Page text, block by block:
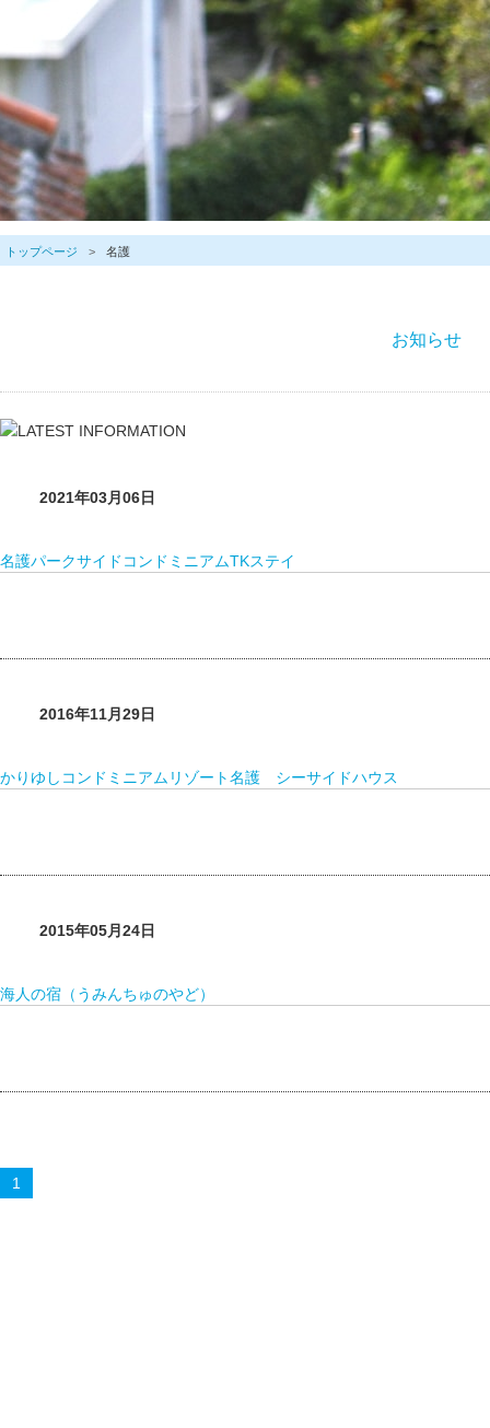
トップページ 名護
お知らせ
2021年03月06日
名護パークサイドコンドミニアムTKステイ
2016年11月29日
かりゆしコンドミニアムリゾート名護 シーサイドハウス
2015年05月24日
海人の宿（うみんちゅのやど）
1